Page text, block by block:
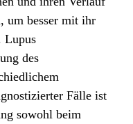
um besser mit ihr
Lupus
des
Fälle ist
sowohl beim